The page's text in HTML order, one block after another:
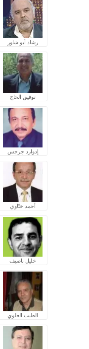
رشاد أبو شاور
توفيق الحاج
إدوارد جرجس
أحمد ختّاوي
خليل ناصيف
الطيب العلوي